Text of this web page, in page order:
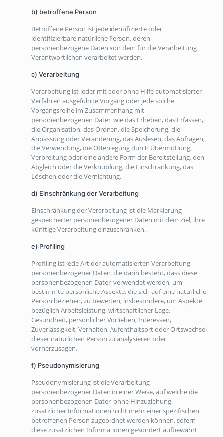
b) betroffene Person
Betroffene Person ist jede identifizierte oder
identifizierbare natürliche Person, deren
personenbezogene Daten von dem für die Verarbeitung
Verantwortlichen verarbeitet werden.
c) Verarbeitung
Verarbeitung ist jeder mit oder ohne Hilfe automatisierter
Verfahren ausgeführte Vorgang oder jede solche
Vorgangsreihe im Zusammenhang mit
personenbezogenen Daten wie das Erheben, das Erfassen,
die Organisation, das Ordnen, die Speicherung, die
Anpassung oder Veränderung, das Auslesen, das Abfragen,
die Verwendung, die Offenlegung durch Übermittlung,
Verbreitung oder eine andere Form der Bereitstellung, den
Abgleich oder die Verknüpfung, die Einschränkung, das
Löschen oder die Vernichtung.
d) Einschränkung der Verarbeitung
Einschränkung der Verarbeitung ist die Markierung
gespeicherter personenbezogener Daten mit dem Ziel, ihre
künftige Verarbeitung einzuschränken.
e) Profiling
Profiling ist jede Art der automatisierten Verarbeitung
personenbezogener Daten, die darin besteht, dass diese
personenbezogenen Daten verwendet werden, um
bestimmte persönliche Aspekte, die sich auf eine natürliche
Person beziehen, zu bewerten, insbesondere, um Aspekte
bezüglich Arbeitsleistung, wirtschaftlicher Lage,
Gesundheit, persönlicher Vorlieben, Interessen,
Zuverlässigkeit, Verhalten, Aufenthaltsort oder Ortswechsel
dieser natürlichen Person zu analysieren oder
vorherzusagen.
f) Pseudonymisierung
Pseudonymisierung ist die Verarbeitung
personenbezogener Daten in einer Weise, auf welche die
personenbezogenen Daten ohne Hinzuziehung
zusätzlicher Informationen nicht mehr einer spezifischen
betroffenen Person zugeordnet werden können, sofern
diese zusätzlichen Informationen gesondert aufbewahrt